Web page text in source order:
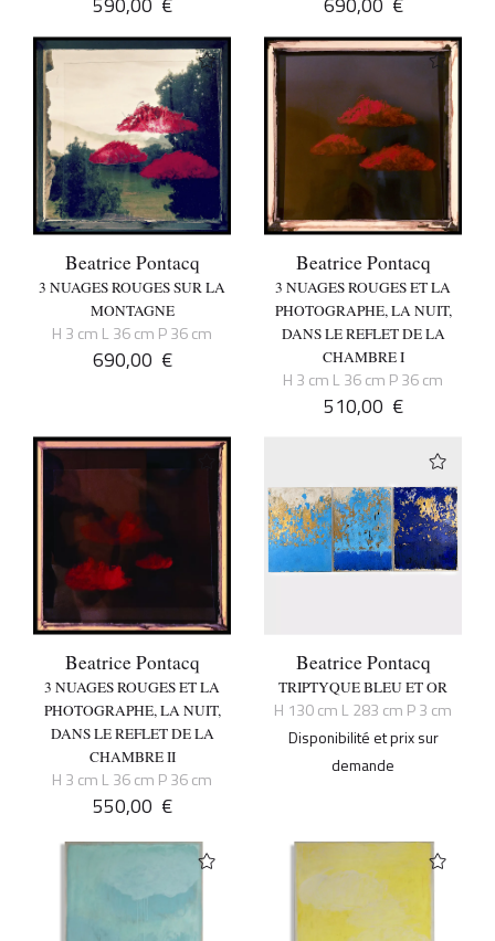
Beatrice Pontacq
3 NUAGES ROUGES SUR LA
MONTAGNE
H 3 cm L 36 cm P 36 cm
690,00 €
Beatrice Pontacq
3 NUAGES ROUGES ET LA
PHOTOGRAPHE, LA NUIT,
DANS LE REFLET DE LA
CHAMBRE I
H 3 cm L 36 cm P 36 cm
510,00 €
Beatrice Pontacq
3 NUAGES ROUGES ET LA
PHOTOGRAPHE, LA NUIT,
DANS LE REFLET DE LA
CHAMBRE II
H 3 cm L 36 cm P 36 cm
550,00 €
Beatrice Pontacq
TRIPTYQUE BLEU ET OR
H 130 cm L 283 cm P 3 cm
Disponibilité et prix sur
demande